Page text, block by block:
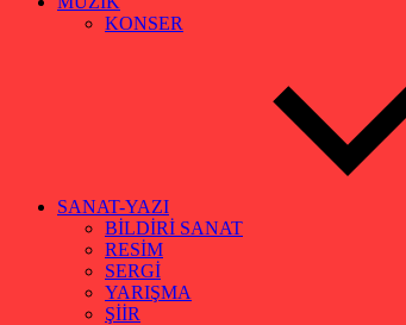
KONSER
SANAT-YAZI
BİLDİRİ SANAT
RESİM
SERGİ
YARIŞMA
ŞİİR